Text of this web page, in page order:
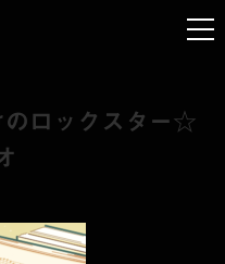
のロックスター☆